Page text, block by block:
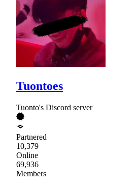
Tuontoes
Tuonto's Discord server
Partnered
10,379
Online
69,936
Members